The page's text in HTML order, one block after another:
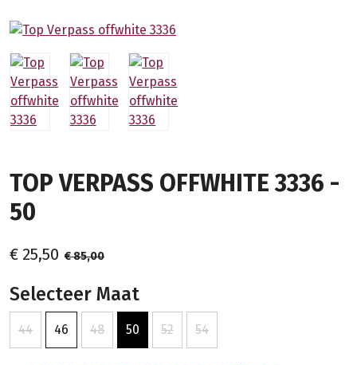
TOP VERPASS OFFWHITE 3336 -
50
€ 25,50 € 85,00
Selecteer Maat
44 46 48 50 52 54